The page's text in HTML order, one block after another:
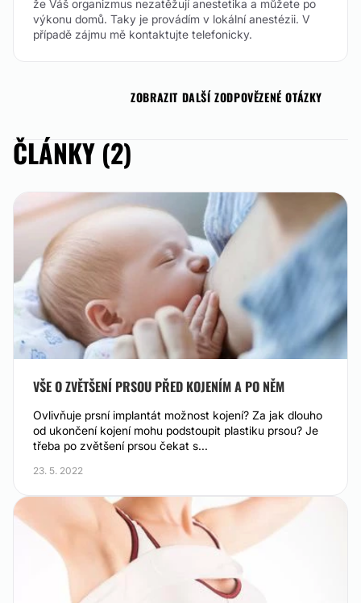
že Váš organizmus nezatěžují anestetika a můžete po
výkonu domů. Taky je provádím v lokální anestézii. V
případě zájmu mě kontaktujte telefonicky.
ZOBRAZIT DALŠÍ ZODPOVĚZENÉ OTÁZKY
ČLÁNKY (2)
VŠE O ZVĚTŠENÍ PRSOU PŘED KOJENÍM A PO NĚM
Ovlivňuje prsní implantát možnost kojení? Za jak dlouho
od ukončení kojení mohu podstoupit plastiku prsou? Je
třeba po zvětšení prsou čekat s...
23. 5. 2022